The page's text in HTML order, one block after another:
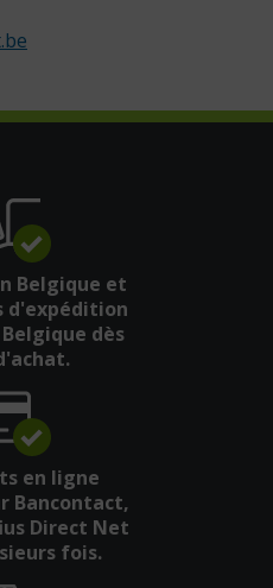
Belgique et
d'expédition
dès
en ligne
Bancontact,
Direct Net
fois.